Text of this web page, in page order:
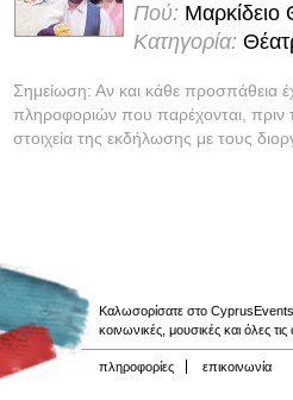
Πού:
Κατηγορία:
Σημείωση: Αν και κάθε προσπάθεια
πληροφοριών που παρέχονται, πριν
στοιχεία της εκδήλωσης με τους
Καλωσορίσατε στο
κοινωνικές, μουσικές και όλες
πληροφορίες επικοινωνία